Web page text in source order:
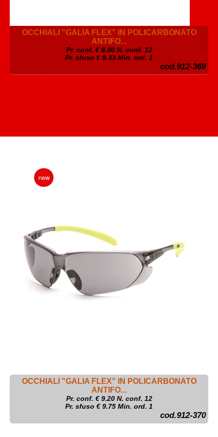
OCCHIALI "GALIA FLEX" IN POLICARBONATO
ANTIFO...
Pr. conf. €8.80N. conf. 12
Pr. sfuso € 9.33 Min. ord. 1
cod.912-369
new
OCCHIALI "GALIA FLEX" IN POLICARBONATO
ANTIFO...
Pr. conf. €9.20N. conf. 12
Pr. sfuso € 9.75 Min. ord. 1
cod.912-370